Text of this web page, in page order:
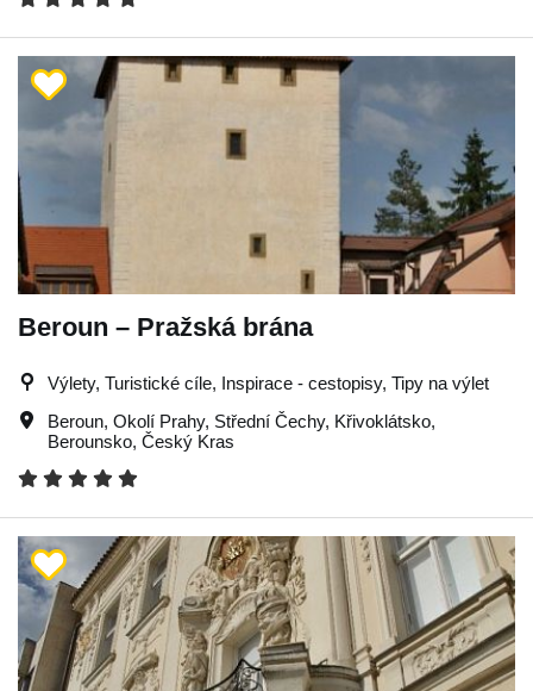
Beroun – Pražská brána
Výlety, Turistické cíle, Inspirace - cestopisy, Tipy na výlet
Beroun, Okolí Prahy, Střední Čechy, Křivoklátsko,
Berounsko, Český Kras